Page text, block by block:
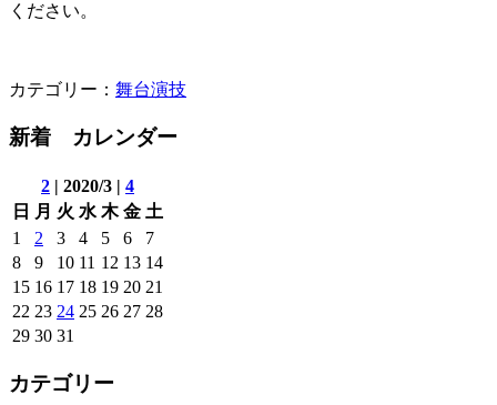
ください。
カテゴリー： 舞台演技
新着 カレンダー
2 | 2020/3 | 4
日
月 火 水 木 金 土
1
2 3 4 5 6
7
8
9 10 11 12 13 14
15 16 17 18 19 20 21
22 23 24 25 26 27 28
29 30 31
カテゴリー